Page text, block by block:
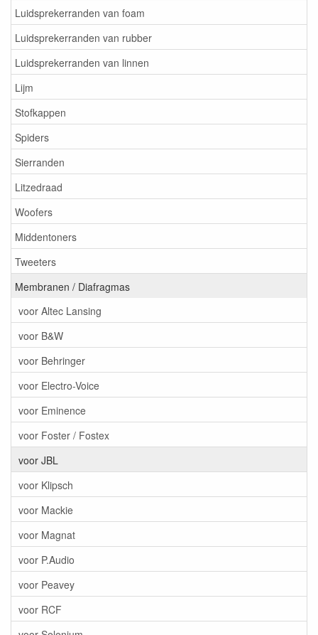
Luidsprekerranden van foam
Luidsprekerranden van rubber
Luidsprekerranden van linnen
Lijm
Stofkappen
Spiders
Sierranden
Litzedraad
Woofers
Middentoners
Tweeters
Membranen / Diafragmas
voor Altec Lansing
voor B&W
voor Behringer
voor Electro-Voice
voor Eminence
voor Foster / Fostex
voor JBL
voor Klipsch
voor Mackie
voor Magnat
voor P.Audio
voor Peavey
voor RCF